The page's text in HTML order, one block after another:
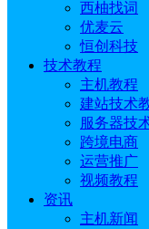
西柚找词
优麦云
恒创科技
技术教程
主机教程
建站技术
服务器技
跨境电商
运营推广
视频教程
资讯
主机新闻
储、加速服务器等，
BlueHost是
行了配置优化，所以
要提高加载速度的最
BlueHost高速度
HDD，可提供10倍
力，可以显著提高网
别。BlueHost虚拟主
线路，而且到中国地
速度。